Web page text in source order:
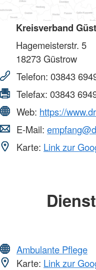
Kreisverband
Hagemeisterstr. 5
18273Güstrow
Telefon: 03843
Telefax: 03843
Web: https://
E-Mail:
Karte: Link zur
Ambulante Pflege
Karte: Link zur